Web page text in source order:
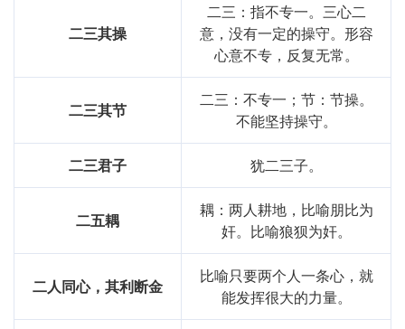
二三其操
二三：指不专一。三心二
意，没有一定的操守。形容
心意不专，反复无常。
二三其节
二三：不专一；节：节操。
不能坚持操守。
二三君子 犹二三子。
二五耦
耦：两人耕地，比喻朋比为
奸。比喻狼狈为奸。
二人同心，其利断金
比喻只要两个人一条心，就
能发挥很大的力量。